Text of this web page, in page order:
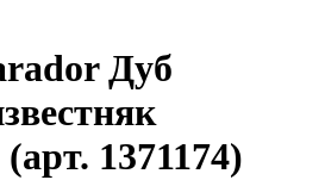
Дуб
1371174)